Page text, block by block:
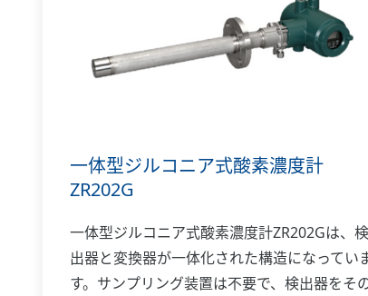
一体型ジルコニア式酸素濃度計
ZR202G
一体型ジルコニア式酸素濃度計ZR202Gは、検
出器と変換器が一体化された構造になってい
す。サンプリング装置は不要で、検出器をそ